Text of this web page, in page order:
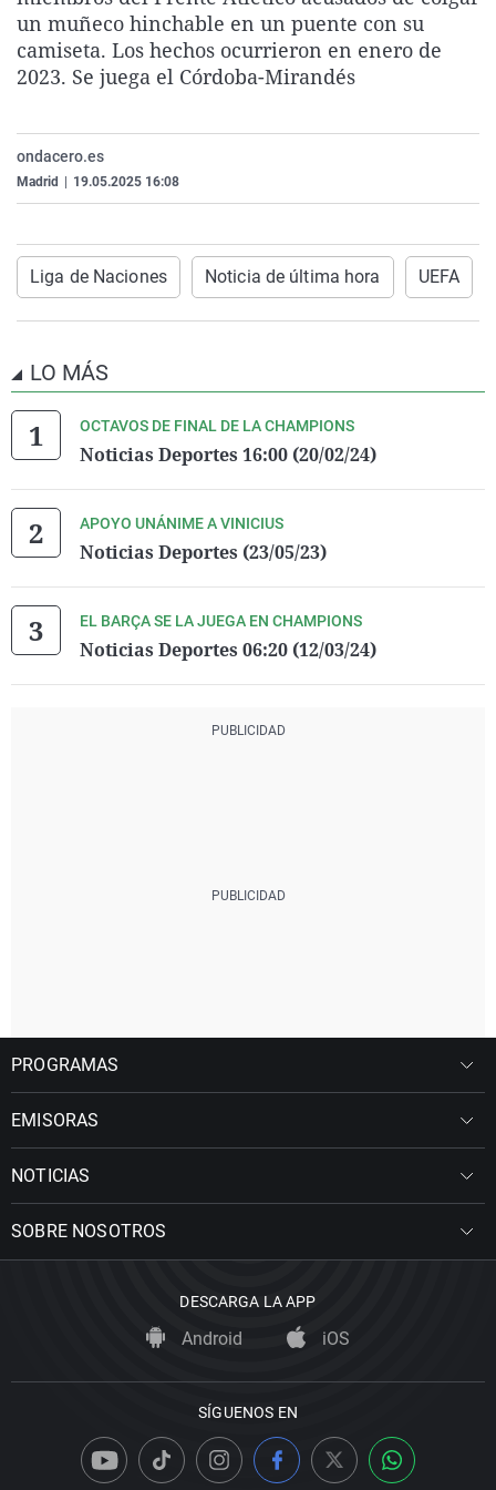
La rosa de los vientos
Gente viajera
Caso
Retornados
Operación Viuda
Extremadura
Galicia
Navarra
Virales
Televisión
un muñeco hinchable en un puente con su
camiseta. Los hechos ocurrieron en enero de
2023. Se juega el Córdoba-Mirandés
ondacero.es
Madrid 19.05.2025 16:08
Liga de Naciones Noticia de última hora UEFA
LO MÁS
OCTAVOS DE FINAL DE LA CHAMPIONS
Noticias Deportes 16:00 (20/02/24)
APOYO UNÁNIME A VINICIUS
Noticias Deportes (23/05/23)
EL BARÇA SE LA JUEGA EN CHAMPIONS
Noticias Deportes 06:20 (12/03/24)
PROGRAMAS
EMISORAS
NOTICIAS
SOBRE NOSOTROS
DESCARGA LA APP
Android iOS
SÍGUENOS EN